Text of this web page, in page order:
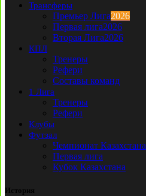
Трансферы
Премьер Лига2026
Первая лига2026
Вторая Лига2026
КПЛ
Тренеры
Рефери
Составы команд
1 Лига
Тренеры
Рефери
Клубы
Футзал
Чемпионат Казахстана
Первая лига
Кубок Казахстана
История